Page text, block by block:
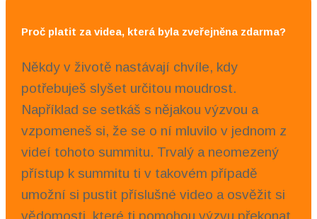
Proč platit za videa, která byla zveřejněna zdarma?
Někdy v životě nastávají chvíle, kdy
potřebuješ slyšet určitou moudrost.
Například se setkáš s nějakou výzvou a
vzpomeneš si, že se o ní mluvilo v jednom z
videí tohoto summitu. Trvalý a neomezený
přístup k summitu ti v takovém případě
umožní si pustit příslušné video a osvěžit si